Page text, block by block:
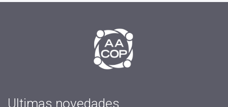
#INSPIRAR
#cuota2020
Ultimas novedades